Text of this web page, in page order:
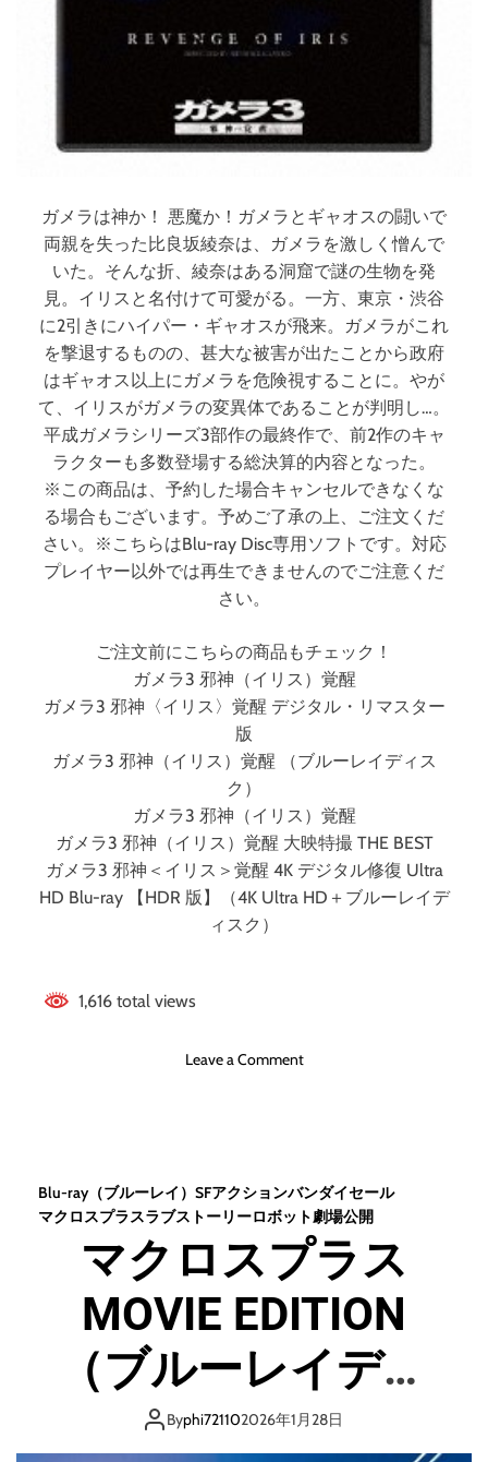
ガメラは神か！ 悪魔か！ガメラとギャオスの闘いで
両親を失った比良坂綾奈は、ガメラを激しく憎んで
いた。そんな折、綾奈はある洞窟で謎の生物を発
見。イリスと名付けて可愛がる。一方、東京・渋谷
に2引きにハイパー・ギャオスが飛来。ガメラがこれ
を撃退するものの、甚大な被害が出たことから政府
はギャオス以上にガメラを危険視することに。やが
て、イリスがガメラの変異体であることが判明し…。
平成ガメラシリーズ3部作の最終作で、前2作のキャ
ラクターも多数登場する総決算的内容となった。
※この商品は、予約した場合キャンセルできなくな
る場合もございます。予めご了承の上、ご注文くだ
さい。※こちらはBlu-ray Disc専用ソフトです。対応
プレイヤー以外では再生できませんのでご注意くだ
さい。
ご注文前にこちらの商品もチェック！
ガメラ3 邪神（イリス）覚醒
ガメラ3 邪神〈イリス〉覚醒 デジタル・リマスター
版
ガメラ3 邪神（イリス）覚醒 （ブルーレイディス
ク）
ガメラ3 邪神（イリス）覚醒
ガメラ3 邪神（イリス）覚醒 大映特撮 THE BEST
ガメラ3 邪神＜イリス＞覚醒 4K デジタル修復 Ultra
HD Blu-ray 【HDR 版】（4K Ultra HD＋ブルーレイデ
ィスク）
1,616 total views
Leave a Commento
邪
神
＜
リ
覚
醒
4
Blu-ray（ブルーレイ） SFアクションバンダイセール
マクロスプラスラブストーリーロボット劇場公開
マクロスプラス
MOVIE EDITION
（ブルーレイディ
スク）
Byphi721102026年1月28日